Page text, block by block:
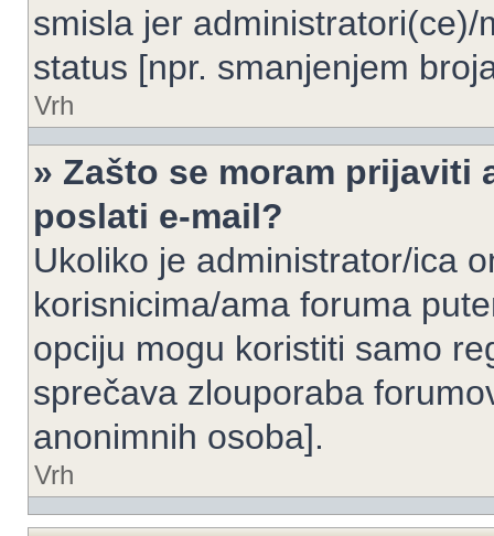
smisla jer
status [npr. smanjenjem
Vrh
» Zašto se moram prijaviti
poslati e-mail?
Ukoliko je administrator/ica
korisnicima/ama foruma
opciju mogu koristiti samo
sprečava zlouporaba
anonimnih osoba].
Vrh